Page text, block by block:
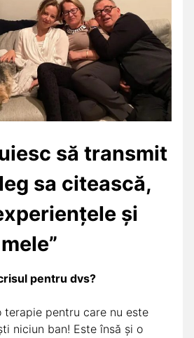
să transmit
sa citească,
și
pentru dvs?
terapie pentru care nu este
niciun ban! Este însă și o